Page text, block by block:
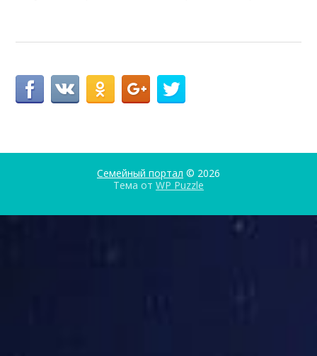
Семейный портал © 2026
Тема от WP Puzzle